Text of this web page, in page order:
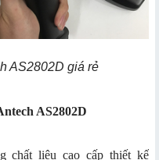
AS2802D giá rẻ
AS2802D
chất liệu cao cấp thiết kế